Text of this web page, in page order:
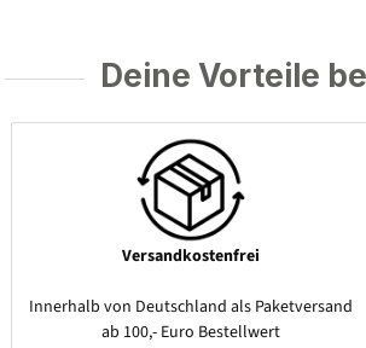
Deine Vorteile
Versandkostenfrei
Innerhalb von Deutschland als Paketversand
ab 100,- Euro Bestellwert